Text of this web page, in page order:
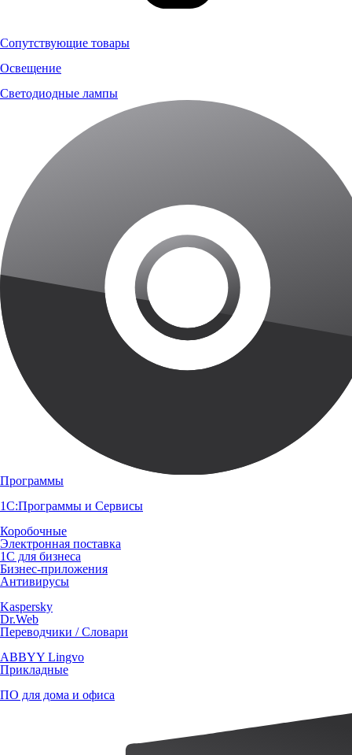
Сопутствующие товары
Освещение
Светодиодные лампы
Программы
1С:Программы и Сервисы
Коробочные
Электронная поставка
1С для бизнеса
Бизнес-приложения
Антивирусы
Kaspersky
Dr.Web
Переводчики / Словари
ABBYY Lingvo
Прикладные
ПО для дома и офиса